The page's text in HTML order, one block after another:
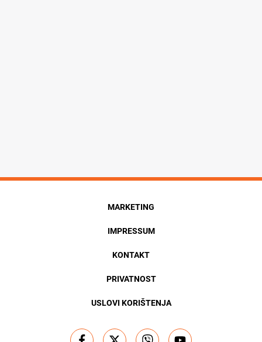
MARKETING
IMPRESSUM
KONTAKT
PRIVATNOST
USLOVI KORIŠTENJA